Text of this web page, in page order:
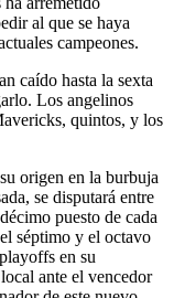
al que se haya
campeones.
caído hasta la sexta
Los angelinos
quintos, y los
origen en la burbuja
se disputará entre
puesto de cada
séptimo y el octavo
en su
ante el vencedor